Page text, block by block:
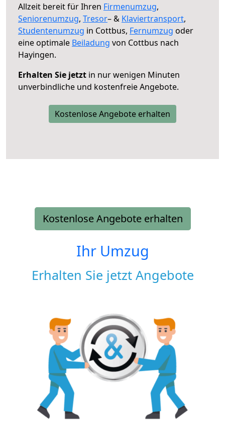
Allzeit bereit für Ihren Firmenumzug,
Seniorenumzug, Tresor– & Klaviertransport,
Studentenumzug in Cottbus, Fernumzug oder
eine optimale Beiladung von Cottbus nach
Hayingen.
Erhalten Sie jetzt in nur wenigen Minuten
unverbindliche und kostenfreie Angebote.
Kostenlose Angebote erhalten
Kostenlose Angebote erhalten
Ihr Umzug
Erhalten Sie jetzt Angebote